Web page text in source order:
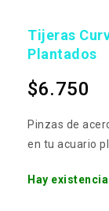
Tijeras
Plantados
$6.750
Pinzas de
en tu acuario
Hay